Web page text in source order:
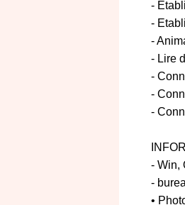
-
-
-
- Lire
-
-
-
- Win,
-
•